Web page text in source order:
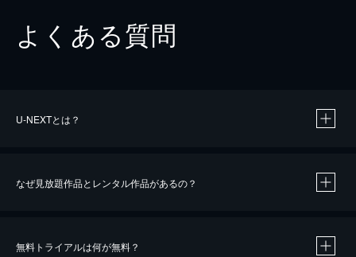
よくある質問
U-NEXTとは？
なぜ見放題作品とレンタル作品があるの？
無料トライアルは何が無料？